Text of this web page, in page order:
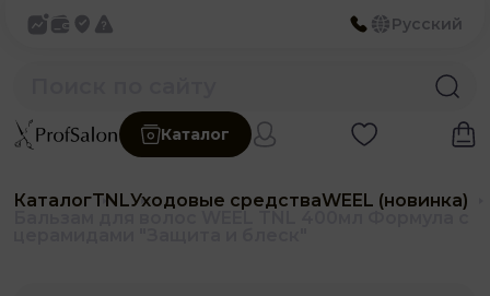
Русский
Каталог
КаталогTNLУходовые средстваWEEL (новинка)